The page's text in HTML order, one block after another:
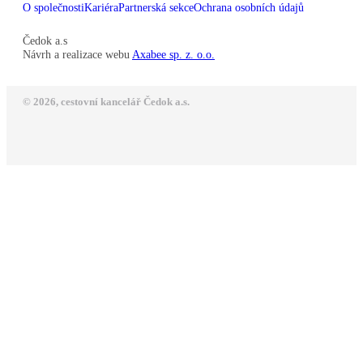
O společnostiKariéraPartnerská sekceOchrana osobních údajů
Čedok a.s
Návrh a realizace webu Axabee sp. z. o.o.
© 2026, cestovní kancelář Čedok a.s.